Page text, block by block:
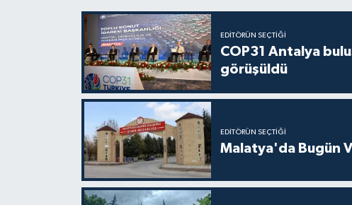
EDITÖRÜN SEÇTIĞI
COP31 Antalya
görüşüldü
EDITÖRÜN SEÇTIĞI
Malatya'da Bugün